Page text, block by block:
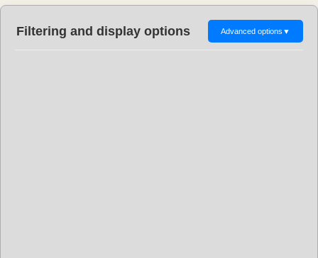
Filtering and display options Advanced options ▼